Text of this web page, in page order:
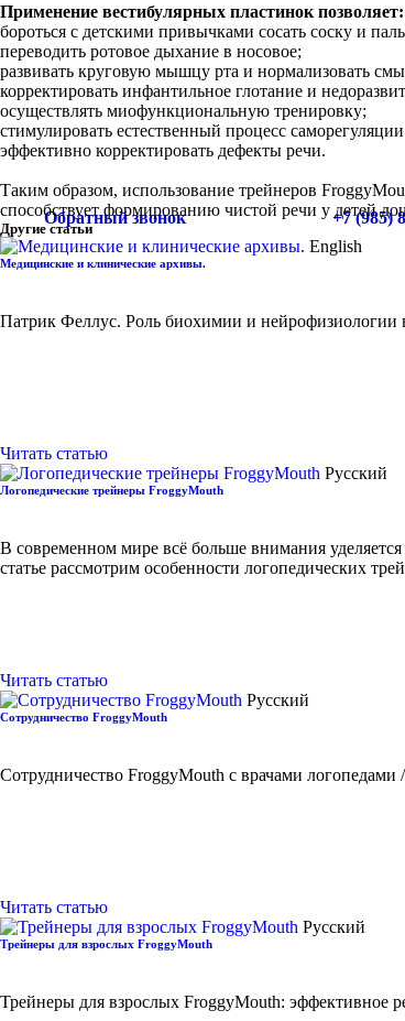
Обратный звонок +7 (985)
Применение вестибулярных пластинок позволяет:
бороться с детскими привычками сосать соску и
переводить ротовое дыхание в носовое;
развивать круговую мышцу рта и нормализовать
корректировать инфантильное глотание и
осуществлять миофункциональную тренировку;
стимулировать естественный процесс
эффективно корректировать дефекты речи.
Таким образом, использование трейнеров
способствует формированию чистой речи у детей
Другие статьи
English
Медицинские и клинические архивы.
Патрик Феллус. Роль биохимии и нейрофизиологии
Читать статью
Русский
Логопедические трейнеры FroggyMouth
В современном мире всё больше внимания
статье рассмотрим особенности логопедических
Читать статью
Русский
Сотрудничество FroggyMouth
Сотрудничество FroggyMouth с врачами
Читать статью
Русский
Трейнеры для взрослых FroggyMouth
Трейнеры для взрослых FroggyMouth: эффективное